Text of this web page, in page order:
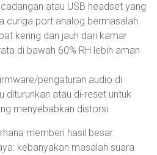
atau USB headset yang
curiga port analog bermasalah.
kering dan jauh dari kamar
di bawah 60% RH lebih aman
pengaturan audio di
diturunkan atau di-reset untuk
menyebabkan distorsi.
memberi hasil besar.
kebanyakan masalah suara